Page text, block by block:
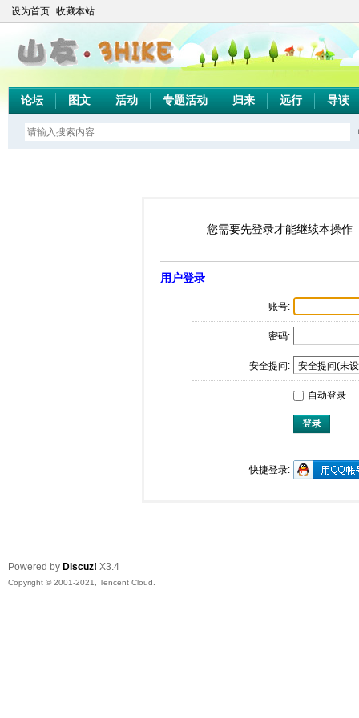
设为首页 收藏本站
论坛 图文 活动 专题活动 归来 远行 导读
您需要先登录才能继续本操作
用户登录
账号:
密码:
安全提问:
自动登录
登录
快捷登录:
Powered by Discuz! X3.4
Copyright © 2001-2021, Tencent Cloud.